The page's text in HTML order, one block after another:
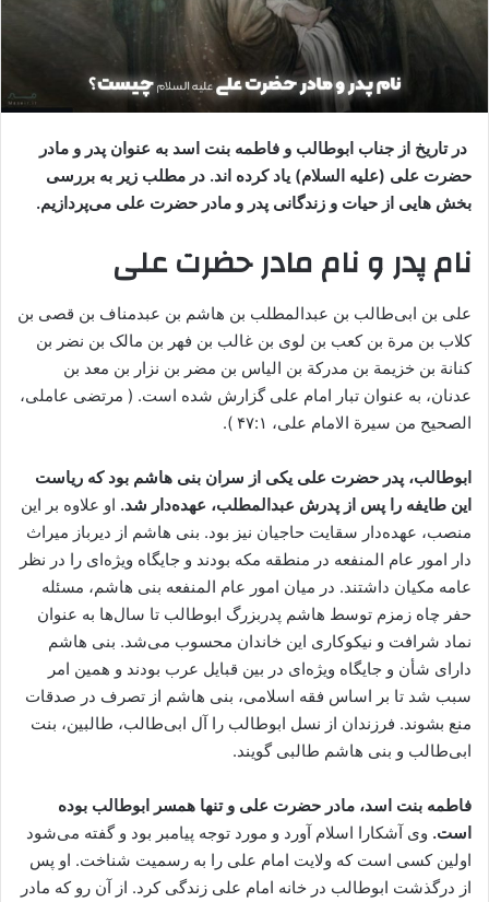
در تاریخ از جناب ابوطالب و فاطمه بنت اسد به عنوان پدر و مادر
حضرت علی (علیه السلام) یاد کرده اند. در مطلب زیر به بررسی
بخش هایی از حیات و زندگانی پدر و مادر حضرت علی می‌پردازیم.
نام پدر و نام مادر حضرت علی
علی بن ابی‌طالب بن عبدالمطلب بن هاشم بن عبدمناف بن قصی بن
کلاب بن مرة بن کعب بن لوی بن غالب بن فهر بن مالک بن نضر بن
کنانة بن خزیمة بن مدرکة بن الیاس بن مضر بن نزار بن معد بن
عدنان، به عنوان تبار امام علی گزارش شده‌ است. ( مرتضی عاملی،
الصحیح من سیرة الامام علی، ۱:‎ ۴۷).
ابوطالب، پدر حضرت علی یکی از سران بنی هاشم بود که ریاست
این طایفه را پس از پدرش عبدالمطلب، عهده‌دار شد. او علاوه بر این
منصب، عهده‌دار سقایت حاجیان نیز بود. بنی هاشم از دیرباز میراث
دار امور عام المنفعه در منطقه مکه بودند و جایگاه ویژه‌ای را در نظر
عامه مکیان داشتند. در میان امور عام المنفعه بنی هاشم، مسئله
حفر چاه زمزم توسط هاشم پدربزرگ ابوطالب تا سال‌ها به عنوان
نماد شرافت و نیکوکاری این خاندان محسوب می‌شد. بنی هاشم
دارای شأن و جایگاه ویژه‌ای در بین قبایل عرب بودند و همین امر
سبب شد تا بر اساس فقه اسلامی، بنی هاشم از تصرف در صدقات
منع بشوند. فرزندان از نسل ابوطالب را آل ابی‌طالب، طالبین، بنت
ابی‌طالب و بنی هاشم طالبی گویند.
فاطمه بنت اسد، مادر حضرت علی و تنها همسر ابوطالب بوده
‌است. وی آشکارا اسلام آورد و مورد توجه پیامبر بود و گفته می‌شود
اولین کسی است که ولایت امام علی را به رسمیت شناخت. او پس
از درگذشت ابوطالب در خانه امام علی زندگی کرد. از آن رو که مادر